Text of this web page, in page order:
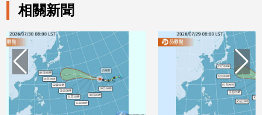
美
食
星
座/
命
理
消
費
相關新聞